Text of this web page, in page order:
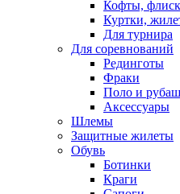
Кофты,
Куртки,
Для турнира
Для соревнований
Рединготы
Фраки
Поло и
Аксессуары
Шлемы
Защитные жилеты
Обувь
Ботинки
Краги